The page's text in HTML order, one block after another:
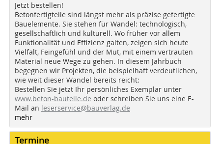
Jetzt bestellen!
Betonfertigteile sind längst mehr als präzise gefertigte
Bauelemente. Sie stehen für Wandel: technologisch,
gesellschaftlich und kulturell. Wo früher vor allem
Funktionalität und Effizienz galten, zeigen sich heute
Vielfalt, Feingefühl und der Mut, mit einem vertrauten
Material neue Wege zu gehen. In diesem Jahrbuch
begegnen wir Projekten, die beispielhaft verdeutlichen,
wie weit dieser Wandel bereits reicht:
Bestellen Sie jetzt Ihr persönliches Exemplar unter
www.beton-bauteile.de oder schreiben Sie uns eine E-
Mail an leserservice@bauverlag.de
mehr
Termine